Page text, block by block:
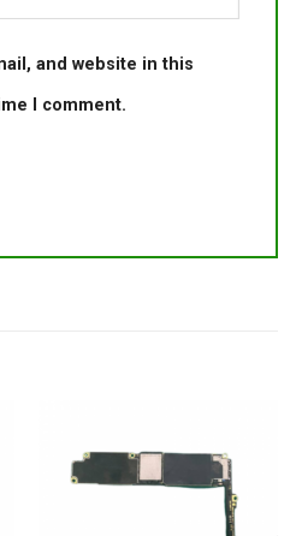
and website in this
I comment.